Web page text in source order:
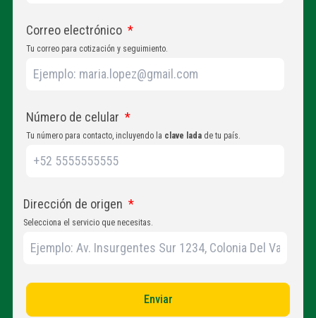
Correo electrónico *
Tu correo para cotización y seguimiento.
Número de celular *
Tu número para contacto, incluyendo la clave lada de tu país.
Dirección de origen *
Selecciona el servicio que necesitas.